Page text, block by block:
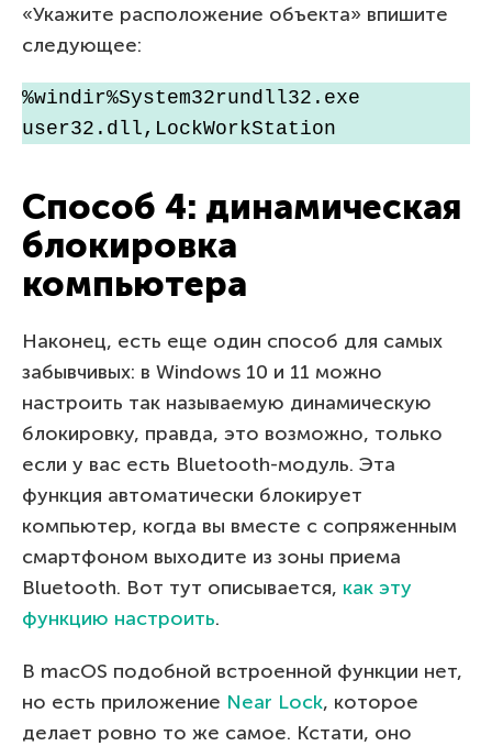
«Укажите расположение объекта» впишите
следующее:
%windir%System32rundll32.exe
user32.dll,LockWorkStation
Способ 4: динамическая
блокировка
компьютера
Наконец, есть еще один способ для самых
забывчивых: в Windows 10 и 11 можно
настроить так называемую динамическую
блокировку, правда, это возможно, только
если у вас есть Bluetooth-модуль. Эта
функция автоматически блокирует
компьютер, когда вы вместе с сопряженным
смартфоном выходите из зоны приема
Bluetooth. Вот тут описывается, как эту
функцию настроить.
В macOS подобной встроенной функции нет,
но есть приложение Near Lock, которое
делает ровно то же самое. Кстати, оно